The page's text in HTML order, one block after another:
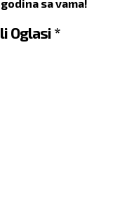
sa vama!
Oglasi *